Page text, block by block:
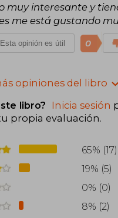
muy interesante y
me está gustando
Esta opinión es útil 0
opiniones del libro
libro? Inicia sesión
propia evaluación.
65% (17)
19% (5)
0% (0)
8% (2)